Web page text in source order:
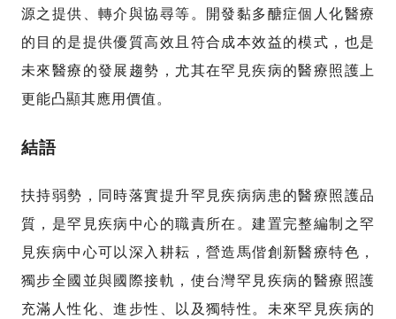
源之提供、轉介與協尋等。開發黏多醣症個人化醫療
的目的是提供優質高效且符合成本效益的模式，也是
未來醫療的發展趨勢，尤其在罕見疾病的醫療照護上
更能凸顯其應用價值。
結語
扶持弱勢，同時落實提升罕見疾病病患的醫療照護品
質，是罕見疾病中心的職責所在。建置完整編制之罕
見疾病中心可以深入耕耘，營造馬偕創新醫療特色，
獨步全國並與國際接軌，使台灣罕見疾病的醫療照護
充滿人性化、進步性、以及獨特性。未來罕見疾病的